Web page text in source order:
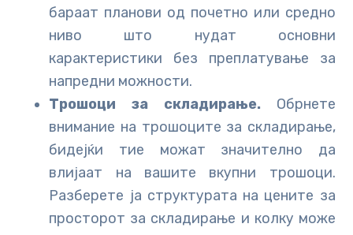
бараат планови од почетно или средно
ниво што нудат основни
карактеристики без преплатување за
напредни можности.
Трошоци за складирање. Обрнете
внимание на трошоците за складирање,
бидејќи тие можат значително да
влијаат на вашите вкупни трошоци.
Разберете ја структурата на цените за
просторот за складирање и колку може